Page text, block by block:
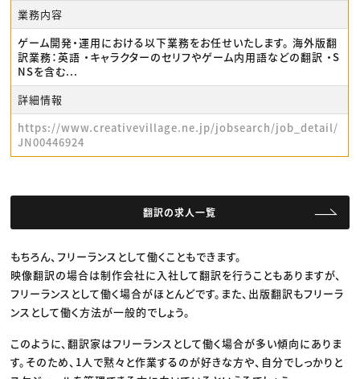
業務内容
ゲーム開発・運用における以下業務をお任せいたします。 海外版翻
訳業務：英語 ・キャラクターのセリフやゲーム内用語などの翻訳 ・S
NSを含む...
詳細情報
https://www.creativevillage.ne.jp/jobsearch/job_detail/
JN00446924
翻訳の求人一覧
もちろん、フリーランスとして働くこともできます。
映像翻訳の場合は制作会社に入社して翻訳を行うこともありますが、
フリーランスとして働く場合がほとんどです。また、出版翻訳もフリーラ
ンスとして働く方法が一般的でしょう。
このように、翻訳家はフリーランスとして働く場合が多い傾向にありま
す。そのため、1人で黙々と作業するのが好きな方や、自分でしっかりと